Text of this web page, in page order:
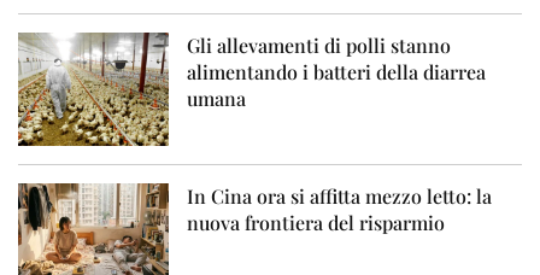
Gli allevamenti di polli stanno
alimentando i batteri della diarrea
umana
In Cina ora si affitta mezzo letto: la
nuova frontiera del risparmio